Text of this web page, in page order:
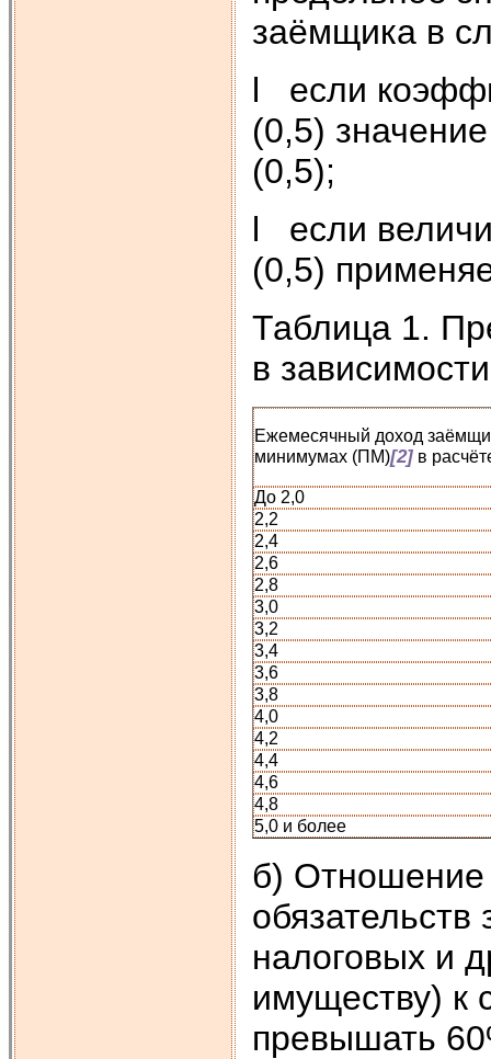
заёмщика в
l если
(0,5)
(0,5);
l если
(0,5)
Таблица 1.
в
Ежемесячный доход
минимумах (ПМ)[2] в
До 2,0
2,2
2,4
2,6
2,8
3,0
3,2
3,4
3,6
3,8
4,0
4,2
4,4
4,6
4,8
5,0 и более
б) Отношение
налоговых и
имуществу) к
превышать